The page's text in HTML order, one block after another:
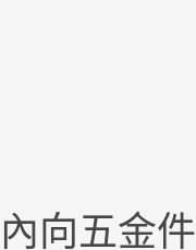
向五金件